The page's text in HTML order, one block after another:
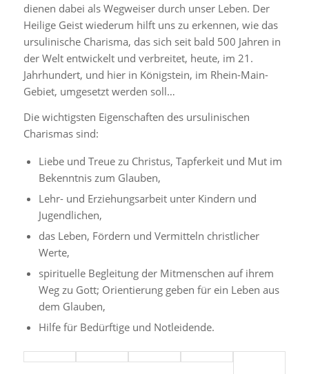
dienen dabei als Wegweiser durch unser Leben. Der
Heilige Geist wiederum hilft uns zu erkennen, wie das
ursulinische Charisma, das sich seit bald 500 Jahren in
der Welt entwickelt und verbreitet, heute, im 21.
Jahrhundert, und hier in Königstein, im Rhein-Main-
Gebiet, umgesetzt werden soll…
Die wichtigsten Eigenschaften des ursulinischen
Charismas sind:
Liebe und Treue zu Christus, Tapferkeit und Mut im
Bekenntnis zum Glauben,
Lehr- und Erziehungsarbeit unter Kindern und
Jugendlichen,
das Leben, Fördern und Vermitteln christlicher
Werte,
spirituelle Begleitung der Mitmenschen auf ihrem
Weg zu Gott; Orientierung geben für ein Leben aus
dem Glauben,
Hilfe für Bedürftige und Notleidende.